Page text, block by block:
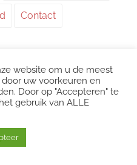
Contact
door ThemeZee.
een commissie ontvangen. Mogelijk
website om u de meest
uw voorkeuren en
Door op "Accepteren" te
gebruik van ALLE